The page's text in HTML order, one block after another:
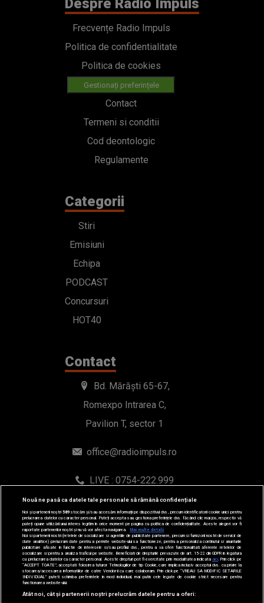
Termeni si conditii
Cod deontologic
Regulamente
Categorii
Stiri
Emisiuni
Echipa
Concursuri
HOT40
Bd. Mărăști 65-67,
Romexpo Intrarea C,
Pavilion T, sector 1
LIVE : 0754-222.999
WhatsApp: 0754-222.999
© 2019-2026 DOGAN MEDIA INTERNATIONAL SA, Toate
drepturile rezervate.
Nouă ne pasă ca datele tale personale să rămână confidențiale
Noi și partenerii noștri589stocăm și/sau accesăm informații pe dispozitivul dvs., precum identificatorii cookie unici pentru
prelucrarea datelor cu caracter personal. Puteți accepta sau gestiona preferințele dvs. făcând clic mai jos, respectiv vă
puteți opune utilizării unui interes legitim în orice moment pe pagina cu politica de confidențialitate. Aceste alegeri vor fi
raportate partenerilor noștri și nu vă vor afecta navigarea.
Mai multe detalii
Noi si partenerii nostri (retelele de socializare si agentiile de publicitate partenere, precum si furnizorii nostri de servicii de
date analitice) prelucram date pentru a permite website-ului sa functioneze, pentru a personaliza continutul si anunturile
publicitare afisate in functie de interesele si/sau profilul dvs., pentru a va oferi functionalitati aferente retelelor de
socializare si pentru a analiza traficul pe website. Beneficiati de drepturile prevazute de art. 15-22 din GDPR in legatura
cu prelucrarea datelor cu caracter personal. Aceste drepturi pot fi exercitate prin modalitatea indicataaici . Prin click pe
“ACCEPT TOATE”, acceptati folosirea tuturor Tehnologiilor de tip Cookie, care implica inclusiv acceptul dvs. cu privire la
stocarea/accesarea informatiilor de catre Vendor-ii cu care colaboram. Prin click pe “VREAU SA MODIFIC SETARILE
INDIVIDUAL” puteti schimba preferintele in mod individual, mai putin cele legate de cookie strict necesare pentru
functionarea website-ului.
Atât noi, cât și partenerii noștri prelucrăm datele pentru a oferi: